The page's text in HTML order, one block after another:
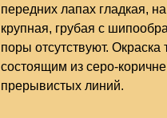
передних лапах гладкая,
крупная, грубая с
поры отсутствуют.
состоящим из серо-
прерывистых линий.